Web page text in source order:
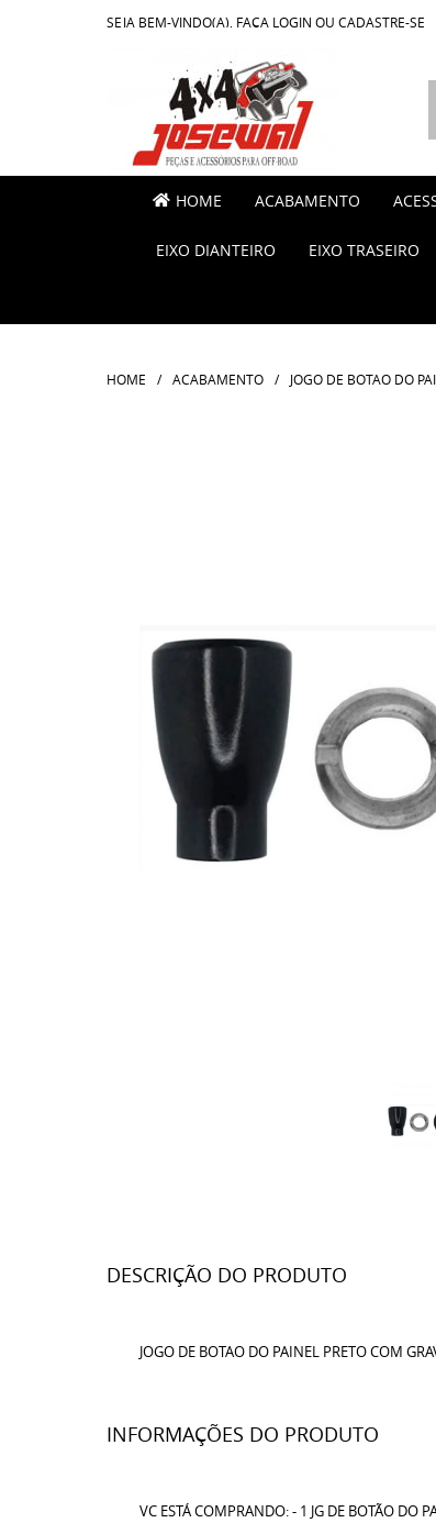
SEJA BEM-VINDO(A), FAÇA LOGIN OU CADASTRE-SE
HOME ACABAMENTO
EIXO DIANTEIRO EIXO TRASEIRO
HOME ACABAMENTO JOGO DE BOTAO DO
DESCRIÇÃO DO PRODUTO
JOGO DE BOTAO DO PAINEL PRETO COM
INFORMAÇÕES DO PRODUTO
VC ESTÁ COMPRANDO: - 1 JG DE BOTÃO DO